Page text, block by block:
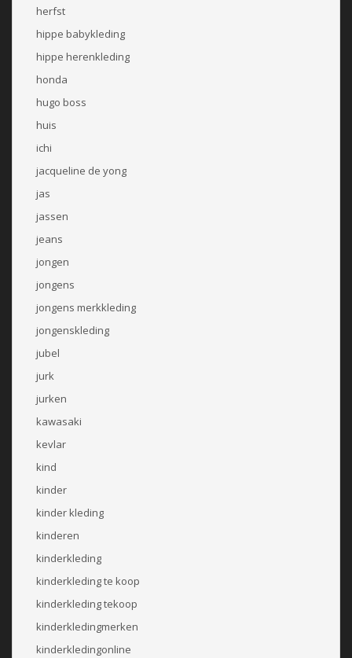
herfst
hippe babykleding
hippe herenkleding
honda
hugo boss
huis
ichi
jacqueline de yong
jas
jassen
jeans
jongen
jongens
jongens merkkleding
jongenskleding
jubel
jurk
jurken
kawasaki
kevlar
kind
kinder
kinder kleding
kinderen
kinderkleding
kinderkleding te koop
kinderkleding tekoop
kinderkledingmerken
kinderkledingonline